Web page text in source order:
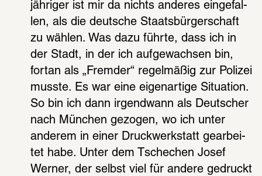
jähri­ger ist mir da nichts ande­res einge­fal­
len, als die deut­sche Staats­bür­ger­schaft
zu wählen. Was dazu führte, dass ich in
der Stadt, in der ich aufge­wach­sen bin,
fortan als „Frem­der“ regel­mä­ßig zur Poli­zei
musste. Es war eine eigen­ar­tige Situa­tion.
So bin ich dann irgend­wann als Deut­scher
nach München gezo­gen, wo ich unter
ande­rem in einer Druck­werk­statt gear­bei­
tet habe. Unter dem Tsche­chen Josef
Werner, der selbst viel für andere gedruckt